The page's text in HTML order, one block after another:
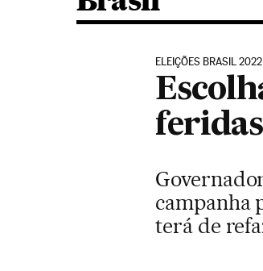
ELEIÇÕES BRASIL 2022
campanha
terá de